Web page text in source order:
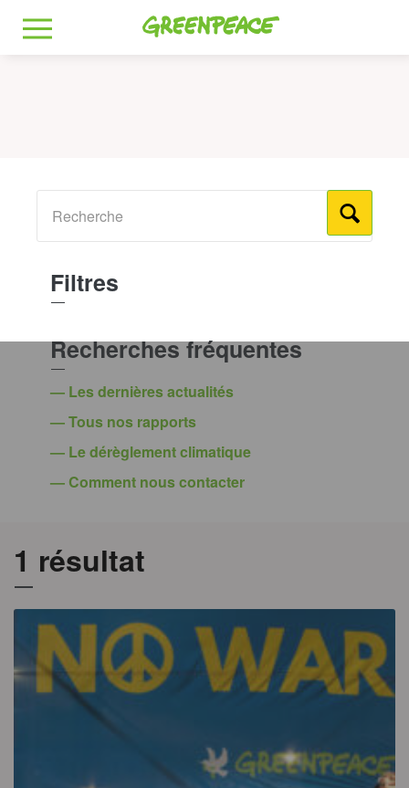
Greenpeace
MENU
Filtres
Recherches fréquentes
— Les dernières actualités
— Tous nos rapports
— Le dérèglement climatique
— Comment nous contacter
1 résultat